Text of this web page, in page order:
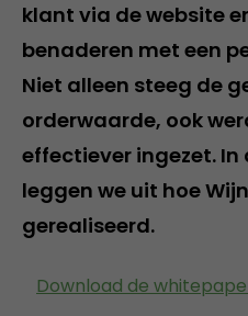
klant via de website
benaderen met een
Niet alleen steeg de
orderwaarde, ook
effectiever ingezet. In
leggen we uit hoe
gerealiseerd.
Download de